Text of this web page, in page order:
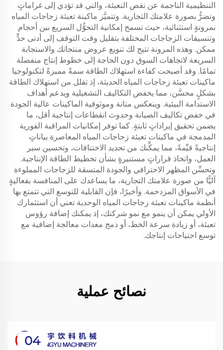
التنظيمية الناجمة عن نقص التعبئة، والتي قد تؤدي إلى غراماتٍ
وتضرُّ بصورة علامتك التجارية. وتتميَّز ماكينة تعبئة زجاجات المياه
بمرونةٍ استثنائية، حيث تسمح إمكانية التحوُّل السريع بين أحجام
وتنسيقات الزجاجات المختلفة بتقليل وقت التوقف إلى أدنى حدٍّ
ممكن. وهذه المرونة تتيح لك تنويع عروض منتجاتك والاستجابة
السريعة لاتجاهات السوق دون الحاجة إلى خطوط إنتاج منفصلة
تمامًا. وقد أصبحت كفاءة استهلاك الطاقة سمةً مميزةً لتكنولوجيا
ماكينات تعبئة زجاجات المياه الحديثة، إذ تقلل من استهلاك الطاقة
بشكلٍ محسَّن، مما يخفض التكاليف التشغيلية ويدعم أهداف
الاستدامة البيئية. وينعكس متانة وموثوقية الماكينات عالية الجودة
في خفض تكاليف الصيانة وحدوث انقطاعات إنتاجية أقل، ما
يضمن تحقيق إيراداتٍ ثابتةٍ. كما توفر إمكانيات المراقبة الفورية
المدمجة في ماكينات تعبئة زجاجات المياه المعاصرة بياناتٍ
إنتاجيةً قيِّمةً، مما يمكِّنك من تحديد الاختناقات، وتحسين سير
العمل، واتخاذ قراراتٍ مستنيرةٍ بشأن تخطيط الطاقة الإنتاجية.
وتحسِّن المظهر الاحترافي والجودة المتسقة للزجاجات المملوءة
آليًّا من صورة علامتك التجارية، ما يساعدك على المنافسة بفعاليةٍ
في الأسواق المزدحمة. وأخيرًا، فإن القابلية للتوسع التي تتمتع بها
أنظمة ماكينات تعبئة زجاجات المياه الوحدية تعني أن استثمارك
الأولي يمكن أن ينمو مع نمو شركتك، إذ يمكنك إضافة رؤوس
تعبئة، أو زيادة سرعة الخط، أو دمج معدات معالجة إضافية مع
توسع احتياجات إنتاجك.
نصائح عملية
04